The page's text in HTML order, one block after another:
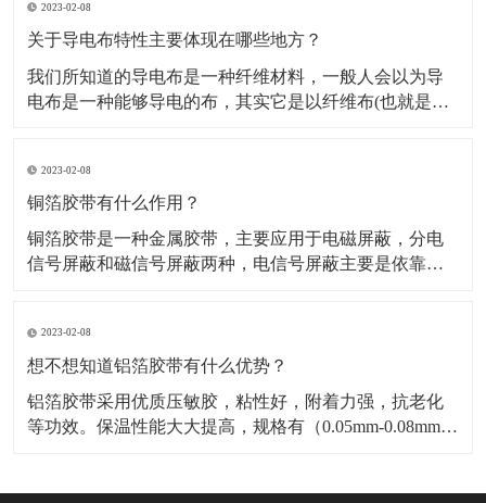
及破损处的修复，是冰箱、冰柜生产厂的主要原辅材
料，也是保温材料经销部门必购原料。广泛应用于冰
2023-02-08
关于导电布特性主要体现在哪些地方？
我们所知道的导电布是一种纤维材料，一般人会以为导
电布是一种能够导电的布，其实它是以纤维布(也就是一
电布可分为：镀镍导电布，镀金导电布，镀炭导电布，
铝箔纤维复合布这几种，这几种导电布从外观上有平纹
和网格区
2023-02-08
铜箔胶带有什么作用？
铜箔胶带是一种金属胶带，主要应用于电磁屏蔽，分电
信号屏蔽和磁信号屏蔽两种，电信号屏蔽主要是依靠铜
机，笔记电脑和其他数码产品之中。​铜箔胶带具有低表
面氧气特性，可以附着与各种不同基材，如金属，绝缘
材料等
2023-02-08
想不想知道铝箔胶带有什么优势？
铝箔胶带采用优质压敏胶，粘性好，附着力强，抗老化
等功效。保温性能大大提高，规格有（0.05mm-0.08mm）